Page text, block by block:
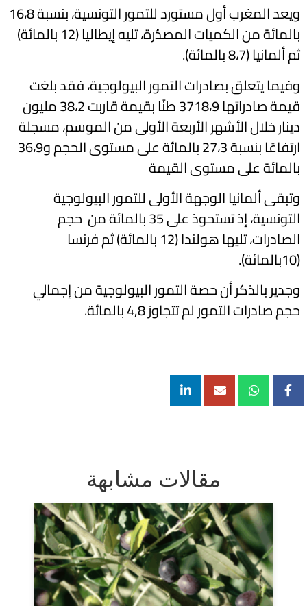
ويعد المغرب أول مستورد للتمور التونسية، بنسبة 16،8
بالمائة من الكميات المصدّرة، تليه إيطاليا (12 بالمائة)
ثم ألمانيا (8،7 بالمائة).
وفيما يتعلق بصادرات التمور البيولوجية، فقد بلغت
قيمة صادراتها 3718،9 طنًا بقيمة قاربت 38،2 مليون
دينار خلال الأشهر الأربعة الأولى من الموسم، مسجلة
ارتفاعًا بنسبة 27،3 بالمائة على مستوى الحجم و36،9
بالمائة على مستوى القيمة
وتبقى ألمانيا الوجهة الأولى للتمور البيولوجية
التونسية، إذ تستحوذ على 35 بالمائة من حجم
الصادرات، تليها هولندا (12 بالمائة) ثم فرنسا
(10بالمائة).
وجدير بالذكر أن حصة التمور البيولوجية من إجمالي
حجم صادرات التمور لم تتجاوز 4,8 بالمائة.
مقالات مشابهة